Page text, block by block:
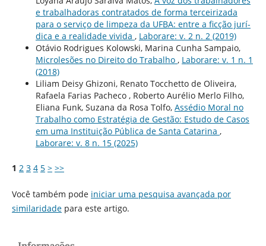
e trabalhadoras contratados de forma terceirizada
para o serviço de limpeza da UFBA: entre a ficção jurí­
dica e a realidade vivida , Laborare: v. 2 n. 2 (2019)
Otávio Rodrigues Kolowski, Marina Cunha Sampaio,
Microlesões no Direito do Trabalho , Laborare: v. 1 n. 1
(2018)
Liliam Deisy Ghizoni, Renato Tocchetto de Oliveira,
Rafaela Farias Pacheco , Roberto Aurélio Merlo Filho,
Eliana Funk, Suzana da Rosa Tolfo, Assédio Moral no
Trabalho como Estratégia de Gestão: Estudo de Casos
em uma Instituição Pública de Santa Catarina ,
Laborare: v. 8 n. 15 (2025)
1 2 3 4 5 > >>
Você também pode iniciar uma pesquisa avançada por
similaridadepara este artigo.